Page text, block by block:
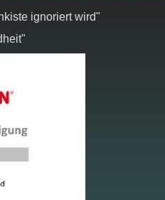
ignoriert wird"